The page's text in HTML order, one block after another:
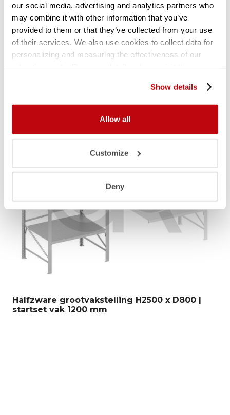
our social media, advertising and analytics partners who
may combine it with other information that you’ve
provided to them or that they’ve collected from your use
of their services. We also use cookies to collect data for
personalizing and measuring the effectiveness of our
Show details
Allow all
Customize
Deny
lades.
Contacteer onze specialisten voor
meer info
Gerelateerde producten